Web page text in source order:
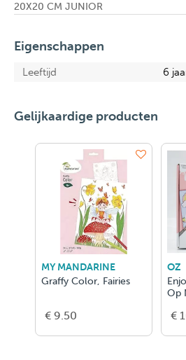
20X20 CM JUNIOR
Eigenschappen
Leeftijd 6
Gelijkaardige producten
MY MANDARINE
Graffy Color, Fairies
€ 9.50
OZ
Op
€